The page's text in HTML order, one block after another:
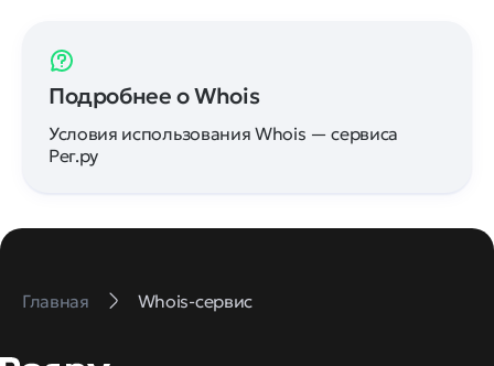
Подробнее о Whois
Условия использования Whois — сервиса
Рег.ру
Главная Whois-сервис